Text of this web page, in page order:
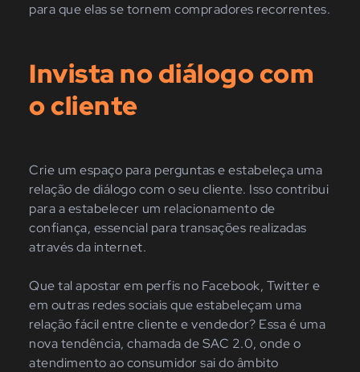
para que elas se tornem compradores recorrentes.
Invista no diálogo com
o cliente
Crie um espaço para perguntas e estabeleça uma
relação de diálogo com o seu cliente. Isso contribui
para a estabelecer um relacionamento de
confiança, essencial para transações realizadas
através da internet.
Que tal apostar em perfis no Facebook, Twitter e
em outras redes sociais que estabeleçam uma
relação fácil entre cliente e vendedor? Essa é uma
nova tendência, chamada de SAC 2.0, onde o
atendimento ao consumidor sai do âmbito